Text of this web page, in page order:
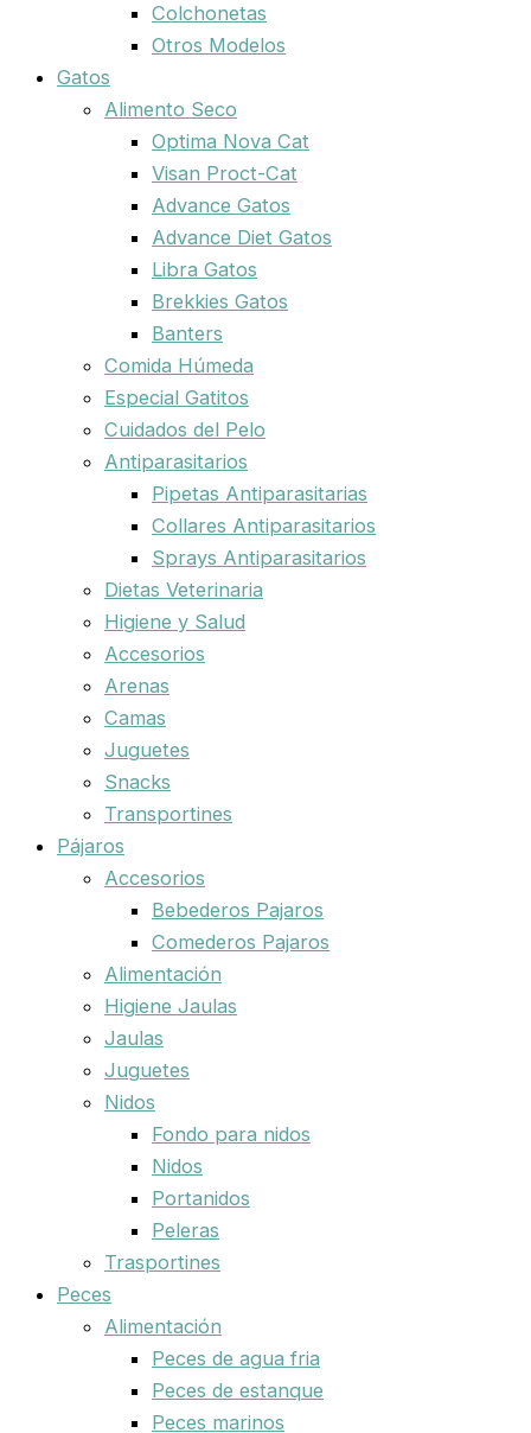
Colchonetas
Otros Modelos
Gatos
Alimento Seco
Optima Nova Cat
Visan Proct-Cat
Advance Gatos
Advance Diet Gatos
Libra Gatos
Brekkies Gatos
Banters
Comida Húmeda
Especial Gatitos
Cuidados del Pelo
Antiparasitarios
Pipetas Antiparasitarias
Collares Antiparasitarios
Sprays Antiparasitarios
Dietas Veterinaria
Higiene y Salud
Accesorios
Arenas
Camas
Juguetes
Snacks
Transportines
Pájaros
Accesorios
Bebederos Pajaros
Comederos Pajaros
Alimentación
Higiene Jaulas
Jaulas
Juguetes
Nidos
Fondo para nidos
Nidos
Portanidos
Peleras
Trasportines
Peces
Alimentación
Peces de agua fria
Peces de estanque
Peces marinos